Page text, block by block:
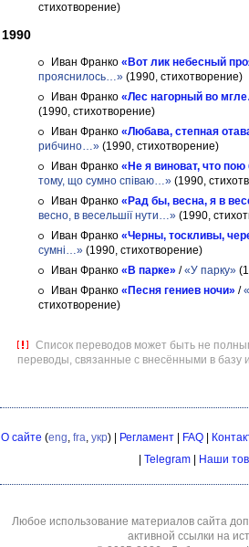
стихотворение)
1990
Иван Франко «Вот лик небесный
прояснилось…» (1990, стихотворение)
Иван Франко «Лес нагорный во
(1990, стихотворение)
Иван Франко «Любава, степная
рибчино…» (1990, стихотворение)
Иван Франко «Не я виноват, что
тому, що сумно співаю…» (1990,
Иван Франко «Рад бы, весна, я в
весно, в весельшії нути…» (1990,
Иван Франко «Черны, тоскливы,
сумні…» (1990, стихотворение)
Иван Франко «В парке» /«У парку»
Иван Франко «Песня гениев ночи» /
стихотворение)
Список переводов может быть не
переводы, связанные с внесёнными в базу
О сайте (eng, fra, укр) | Регламент| FAQ|
Telegram Наши
Любое использование материалов сайта
активной ссылки на